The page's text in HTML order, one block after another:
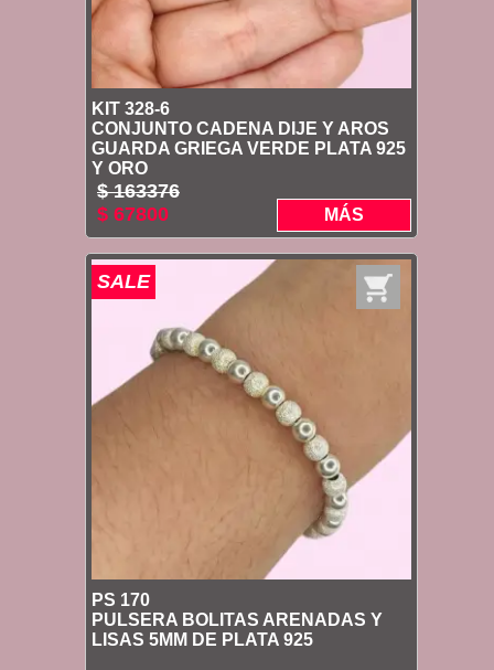
KIT 328-6
CONJUNTO CADENA DIJE Y AROS
GUARDA GRIEGA VERDE PLATA 925
Y ORO
$ 163376
$ 67800
MÁS
SALE
PS 170
PULSERA BOLITAS ARENADAS Y
LISAS 5MM DE PLATA 925